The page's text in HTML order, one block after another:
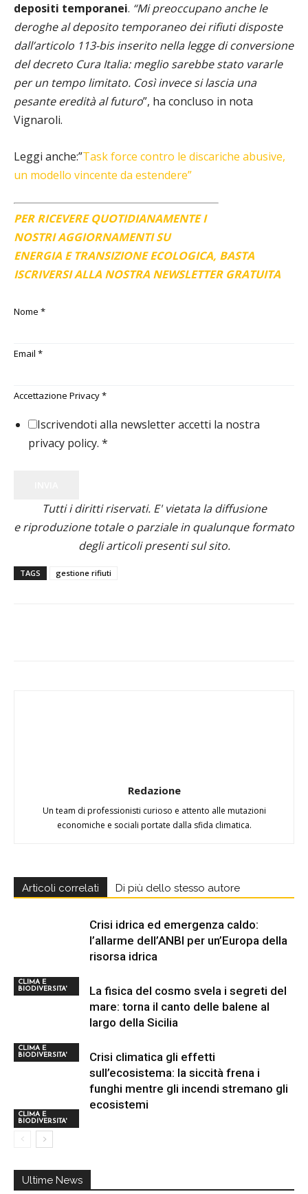
depositi temporanei. “Mi preoccupano anche le
deroghe al deposito temporaneo dei rifiuti disposte
dall’articolo 113-bis inserito nella legge di conversione
del decreto Cura Italia: meglio sarebbe stato vararle
per un tempo limitato. Così invece si lascia una
pesante eredità al futuro”, ha concluso in nota
Vignaroli.
Leggi anche:”Task force contro le discariche abusive,
un modello vincente da estendere”
PER RICEVERE QUOTIDIANAMENTE I
NOSTRI AGGIORNAMENTI SU
ENERGIA E TRANSIZIONE ECOLOGICA, BASTA
ISCRIVERSI ALLA NOSTRA NEWSLETTER GRATUITA
Nome *
Email *
Accettazione Privacy*
Iscrivendoti alla newsletter accetti la nostra
privacy policy. *
Tutti i diritti riservati. E' vietata la diffusione
e riproduzione totale o parziale in qualunque formato
degli articoli presenti sul sito.
TAGS gestione rifiuti
Redazione
Un team di professionisti curioso e attento alle mutazioni
economiche e sociali portate dalla sfida climatica.
Articoli correlati Di più dello stesso autore
CLIMA E
BIODIVERSITA'
Crisi idrica ed emergenza caldo:
l’allarme dell’ANBI per un’Europa della
risorsa idrica
CLIMA E
BIODIVERSITA'
La fisica del cosmo svela i segreti del
mare: torna il canto delle balene al
largo della Sicilia
CLIMA E
BIODIVERSITA'
Crisi climatica gli effetti
sull’ecosistema: la siccità frena i
funghi mentre gli incendi stremano gli
ecosistemi
Ultime News